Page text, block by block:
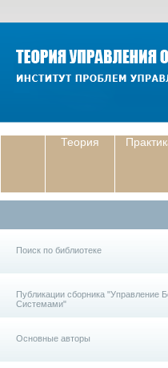
Теория
Поиск по библиотеке
Публикации сборника "Управление
Системами"
Основные авторы